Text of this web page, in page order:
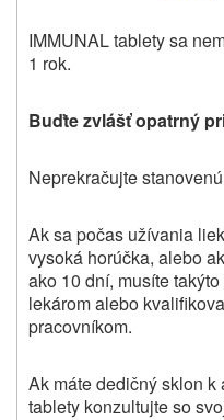
IMMUNAL tablety sa
1 rok.
Buďte zvlášť opatrný
Neprekračujte
Ak sa počas užívania
vysoká horúčka, alebo
ako 10 dní, musíte
lekárom alebo
pracovníkom.
Ak máte dedičný sklon
tablety konzultujte so